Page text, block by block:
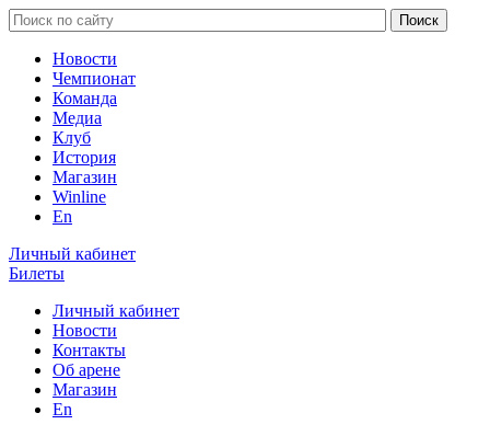
Новости
Чемпионат
Команда
Медиа
Клуб
История
Магазин
Winline
En
Личный кабинет
Билеты
Личный кабинет
Новости
Контакты
Об арене
Магазин
En